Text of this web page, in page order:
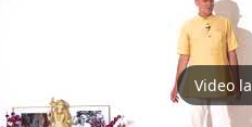
Video